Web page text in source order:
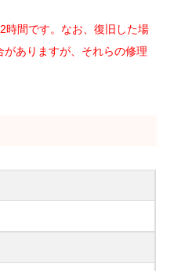
時間です。なお、復旧した場
ありますが、それらの修理